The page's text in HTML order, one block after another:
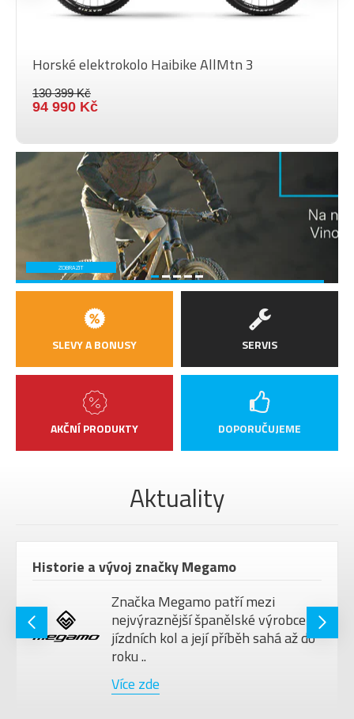
Horské elektrokolo Haibike AllMtn 3
130 399 Kč
94 990 Kč
SLEVY A BONUSY
AKČNÍ PRODUKTY
SERVIS
DOPORUČUJEME
Aktuality
Historie a vývoj značky Megamo
Značka Megamo patří mezi
nejvýraznější španělské výrobce
jízdních kol a její příběh sahá až do
roku ..
Více zde